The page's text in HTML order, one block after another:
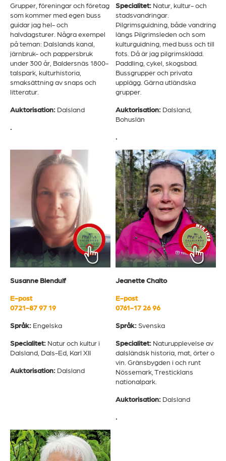
Grupper, föreningar och företag
som kommer med egen buss
guidar jag hel- och
halvdagsturer. Några exempel
på teman: Dalslands kanal,
järnbruk- och pappersbruk
under 300 år, Baldersnäs 1800-
talspark, kulturhistoria,
smaksättning av snaps och
litteratur.
Auktorisation: Dalsland
Specialitet: Natur, kultur- och
stadsvandringar.
Pilgrimsguidning, både vandring
längs Pilgrimsleden och som
kulturguidning, med buss och till
fots. Då är jag pilgrimsklädd.
Paddling, cykel, skogsbad.
Bussgrupper och privata
upplägg. Gärna utländska
grupper.
Auktorisation: Dalsland,
Bohuslän
Susanne Blendulf
E-post
0721-87 97 19
Språk: Engelska
Specialitet: Natur och kultur i
Dalsland, Dals-Ed, Karl XII
Auktorisation: Dalsland
Jeanette Chalto
E-post
0761-17 26 96
Språk: Svenska
Specialitet: Naturupplevelse av
dalsländsk historia, mat, örter o
vin. Gränsbygden i och runt
Nössemark, Tresticklans
nationalpark.
Auktorisation: Dalsland